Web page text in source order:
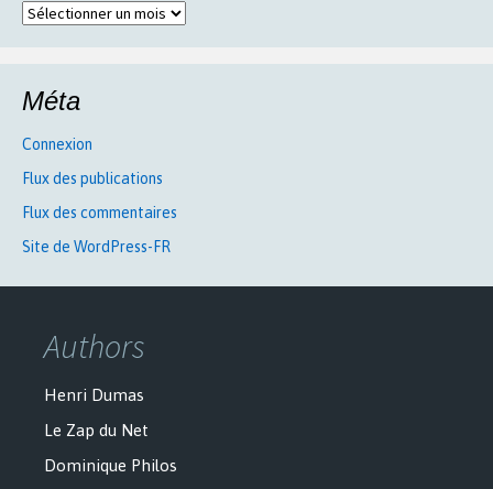
Archives
Méta
Connexion
Flux des publications
Flux des commentaires
Site de WordPress-FR
Authors
Henri Dumas
Le Zap du Net
Dominique Philos